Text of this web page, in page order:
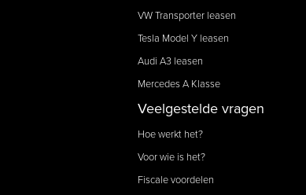
VW Transporter leasen
Tesla Model Y leasen
Audi A3 leasen
Mercedes A Klasse
Veelgestelde vragen
Hoe werkt het?
Voor wie is het?
Fiscale voordelen